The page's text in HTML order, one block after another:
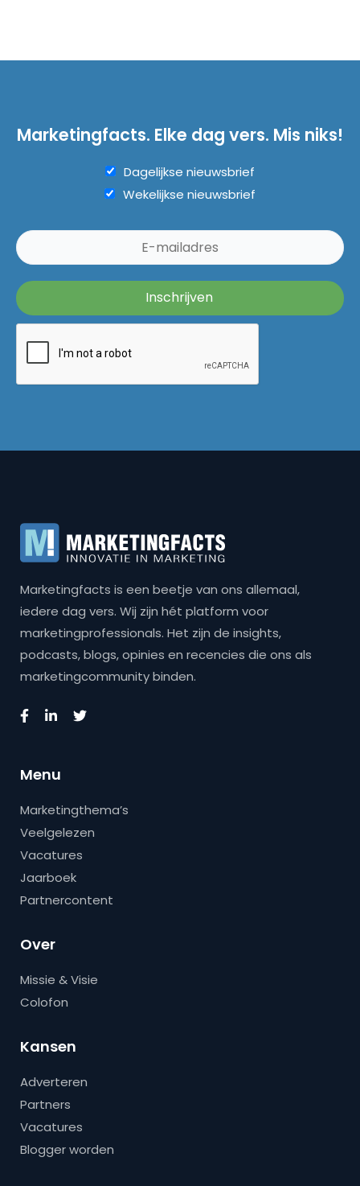
Marketingfacts. Elke dag vers. Mis niks!
Dagelijkse nieuwsbrief
Wekelijkse nieuwsbrief
Marketingfacts is een beetje van ons allemaal,
iedere dag vers. Wij zijn hét platform voor
marketingprofessionals. Het zijn de insights,
podcasts, blogs, opinies en recencies die ons als
marketingcommunity binden.
Menu
Marketingthema’s
Veelgelezen
Vacatures
Jaarboek
Partnercontent
Over
Missie & Visie
Colofon
Kansen
Adverteren
Partners
Vacatures
Blogger worden